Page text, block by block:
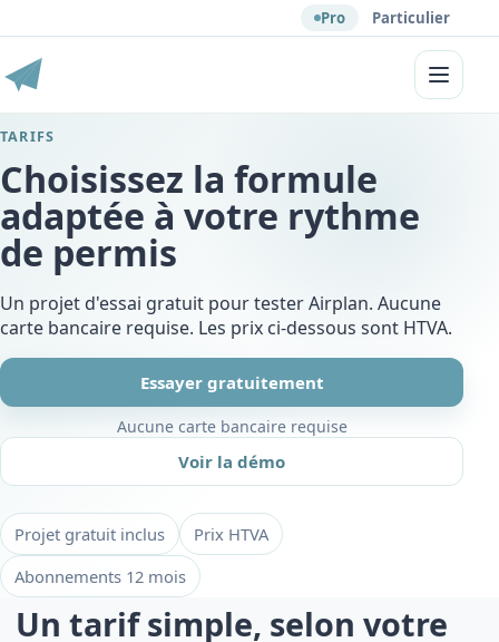
Pro Particulier
Menu
TARIFS
Choisissez la formule
adaptée à votre rythme
de permis
Un projet d'essai gratuit pour tester Airplan. Aucune
carte bancaire requise. Les prix ci-dessous sont HTVA.
Essayer gratuitement
Aucune carte bancaire requise
Voir la démo
Projet gratuit inclus
Prix HTVA
Abonnements 12 mois
Un tarif simple, selon votre